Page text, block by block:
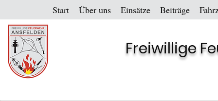
Start Über uns Einsätze Beiträge
Freiwillige